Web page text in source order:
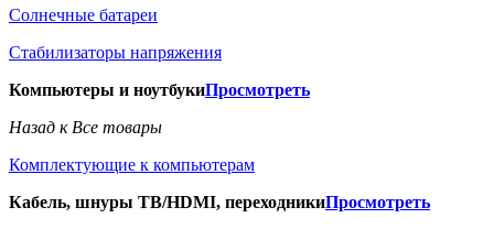
Солнечные батареи
Стабилизаторы напряжения
Компьютеры и ноутбукиПросмотреть
Назад к Все товары
Комплектующие к компьютерам
Кабель, шнуры ТВ/HDMI, переходникиПросмотреть